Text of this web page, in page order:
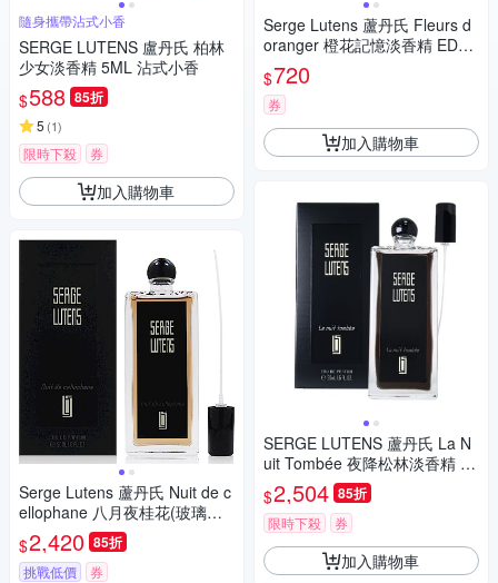
隨身攜帶沾式小香
SERGE LUTENS 盧丹氏 柏林
少女淡香精 5ML 沾式小香
$588 85折
5 (1)
限時下殺 券
加入購物車
Serge Lutens 蘆丹氏 Nuit de c
ellophane 八月夜桂花(玻璃紙
之夜) 淡香精 EDP 50ml
$2,420 85折
挑戰低價 券
Serge Lutens 蘆丹氏 Fleurs d
oranger 橙花記憶淡香精 EDP
5ml (平行輸入)
$720
券
加入購物車
SERGE LUTENS 蘆丹氏 La N
uit Tombée 夜降松林淡香精 E
DP 50ml 平行輸入
$2,504 85折
限時下殺 券
加入購物車